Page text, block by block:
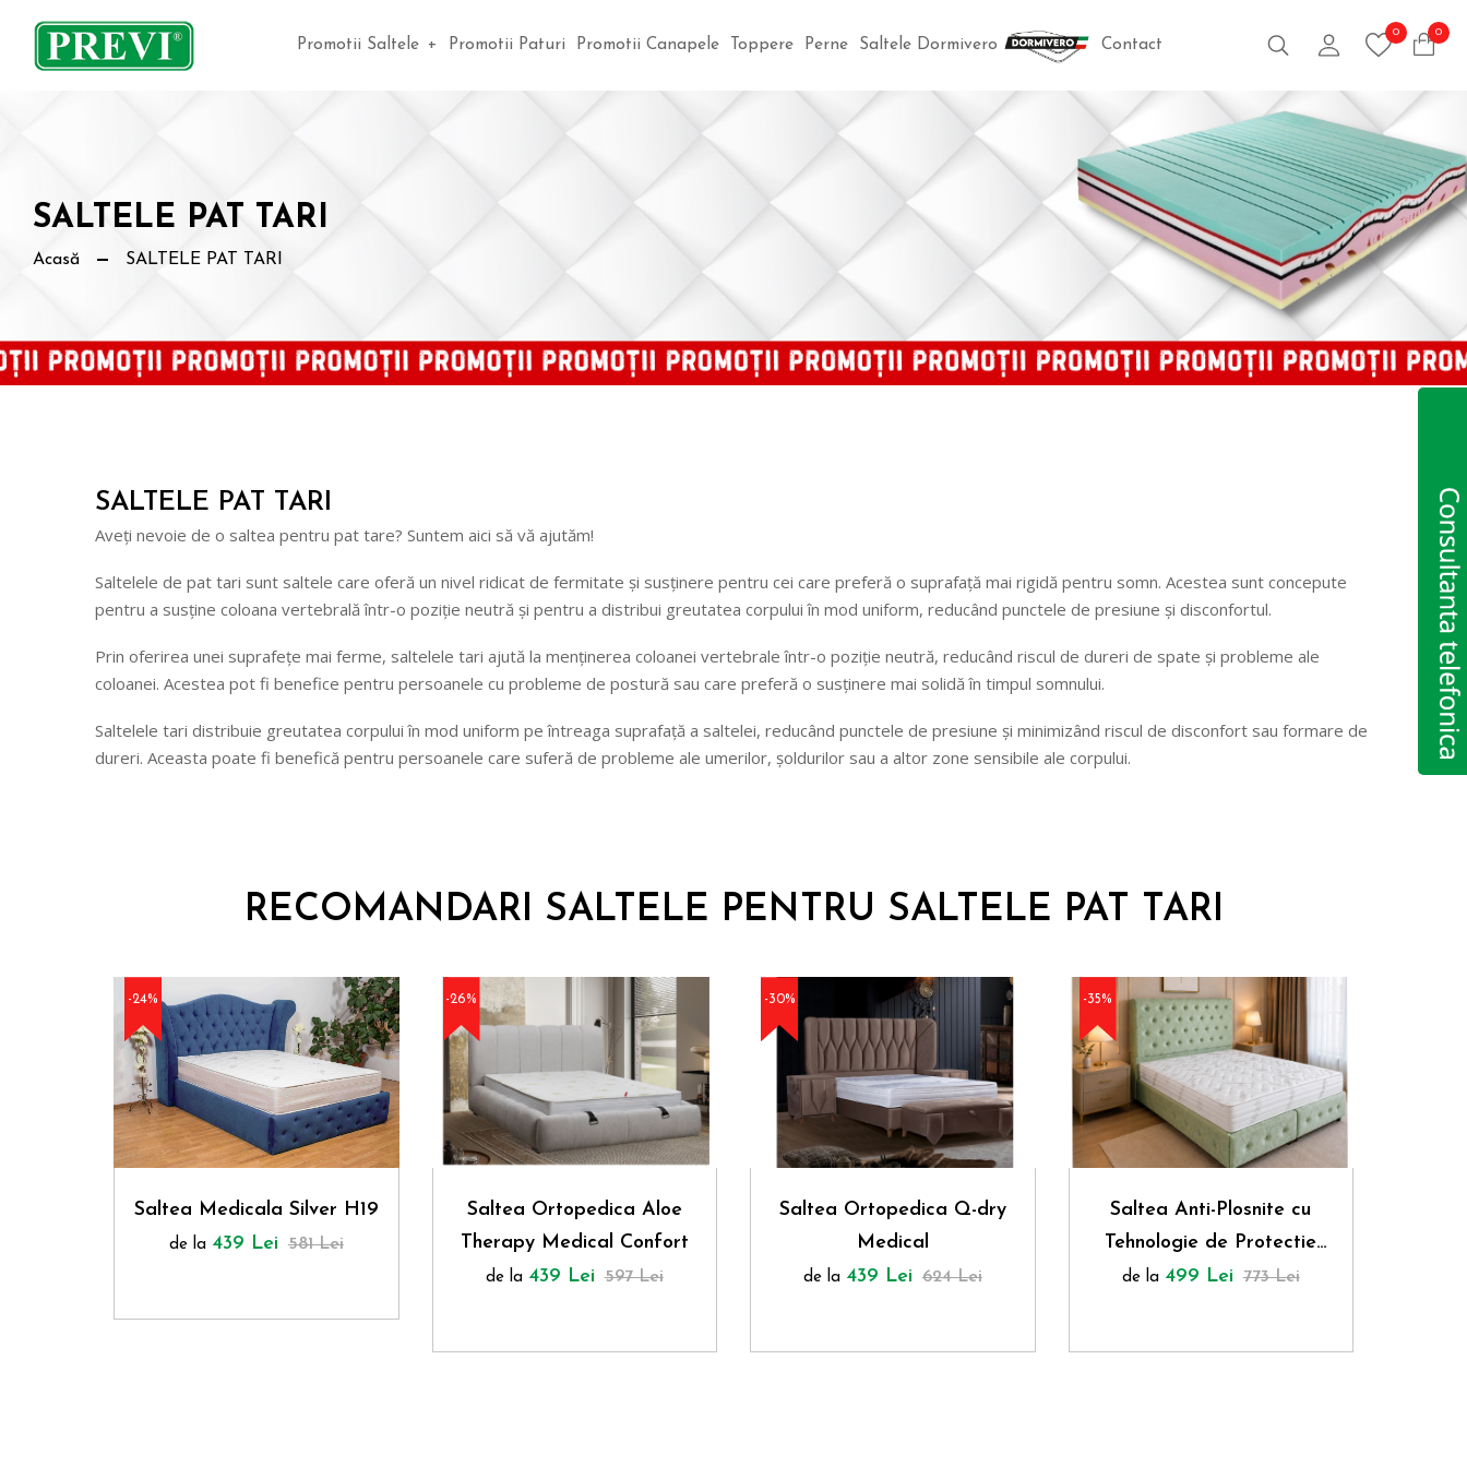
Promotii Saltele + Promotii Paturi Promotii Canapele Toppere Perne Saltele Dormivero Contact Caută Contul meu
0 0
SALTELE PAT TARI
Acasă SALTELE PAT TARI
SALTELE PAT TARI
Aveți nevoie de o saltea pentru pat tare? Suntem aici să vă ajutăm!
Saltelele de pat tari sunt saltele care oferă un nivel ridicat de fermitate și susținere pentru cei care preferă o suprafață mai rigidă pentru somn. Acestea sunt concepute
pentru a susține coloana vertebrală într-o poziție neutră și pentru a distribui greutatea corpului în mod uniform, reducând punctele de presiune și disconfortul.
Prin oferirea unei suprafețe mai ferme, saltelele tari ajută la menținerea coloanei vertebrale într-o poziție neutră, reducând riscul de dureri de spate și probleme ale
coloanei. Acestea pot fi benefice pentru persoanele cu probleme de postură sau care preferă o susținere mai solidă în timpul somnului.
Saltelele tari distribuie greutatea corpului în mod uniform pe întreaga suprafață a saltelei, reducând punctele de presiune și minimizând riscul de disconfort sau formare de
dureri. Aceasta poate fi benefică pentru persoanele care suferă de probleme ale umerilor, șoldurilor sau a altor zone sensibile ale corpului.
RECOMANDARI SALTELE PENTRU SALTELE PAT TARI
-24%
Saltea Medicala Silver H19
de la 439 Lei 581 Lei
-26%
Saltea Ortopedica Aloe
Therapy Medical Confort
de la 439 Lei 597 Lei
-30%
Saltea Ortopedica Q-dry
Medical
de la 439 Lei 624 Lei
-35%
Saltea Anti-Plosnite cu
Tehnologie de Protectie
Activa – Siguranta și Igiena
de la 499 Lei 773 Lei